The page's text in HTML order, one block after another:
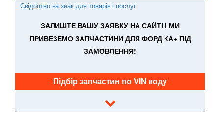
KA Mk2 (RU8)
KA+ Active
Kuga Mk1 (CBV)
Kuga Mk2 (CBS)
Свідоцтво на знак для товарів і послуг
ЗАЛИШТЕ ВАШУ ЗАЯВКУ НА САЙТІ І МИ
ПРИВЕЗЕМО ЗАПЧАСТИНИ ДЛЯ ФОРД КА+ ПІД
ЗАМОВЛЕННЯ!
Підбір запчастин по VIN коду